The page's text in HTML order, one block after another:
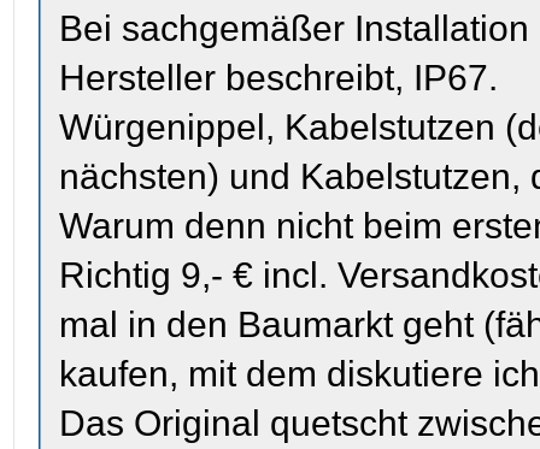
Bei sachgemäßer
Hersteller beschreibt, IP67.
Würgenippel, Kabelstutzen
nächsten) und Kabelstutzen,
Warum denn nicht beim
Richtig 9,- € incl.
mal in den Baumarkt geht
kaufen, mit dem diskutiere
Das Original quetscht